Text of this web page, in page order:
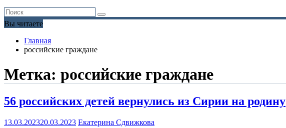
Вы читаете
Главная
российские граждане
Метка: российские граждане
56 российских детей вернулись из Сирии на родину
13.03.202320.03.2023 Екатерина Сдвижкова